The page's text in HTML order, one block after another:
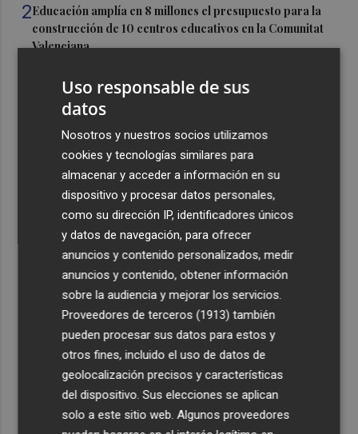
2Educación amplía en 8 millones el presupuesto para la
construcción de 10 centros educativos en la Comunitat
Valenciana
faros de Castellón mediante un portal web especializado
último ensayo antes de debutar en La Liga contra el
Dépor
La Generalitat licita por 500.000 euros el alquiler de la
flota para la salida de The Ocean Race
Recibe toda la actualidad de
Plaza Podcast en tu correo
Quiero suscribirme
Uso responsable de sus
datos
Nosotros y nuestros socios utilizamos
cookies y tecnologías similares para
almacenar y acceder a información en su
dispositivo y procesar datos personales,
como su dirección IP, identificadores únicos
y datos de navegación, para ofrecer
anuncios y contenido personalizados, medir
anuncios y contenido, obtener información
sobre la audiencia y mejorar los servicios.
Proveedores de terceros (1913) también
pueden procesar sus datos para estos y
otros fines, incluido el uso de datos de
geolocalización precisos y características
del dispositivo. Sus elecciones se aplican
solo a este sitio web. Algunos proveedores